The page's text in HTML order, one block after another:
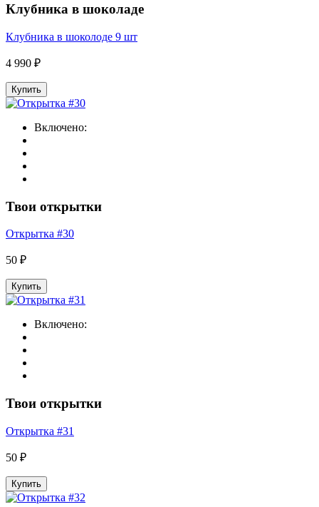
Клубника в шоколаде
Клубника в шоколоде 9 шт
4 990 ₽
Купить
Включено:
Твои открытки
Открытка #30
50 ₽
Купить
Включено:
Твои открытки
Открытка #31
50 ₽
Купить